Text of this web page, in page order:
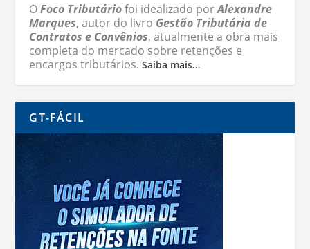
OFoco Tributáriofoi idealizado porAlexandre
Marques, autor do livro Gestão Tributária de
Contratos e Convênios, atualmente a obra mais
completa do mercado sobre retenções e
encargos tributários.Saiba mais…
GT-FÁCIL